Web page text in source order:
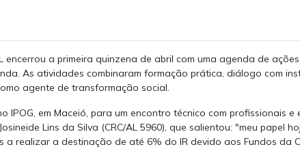
encerrou a primeira quinzena de abril com uma agenda de
As atividades combinaram formação prática, diálogo com
agente de transformação social.
IPOG, em Maceió, para um encontro técnico com profissionais e
Lins da Silva (CRC/AL 5960), que salientou: "meu papel
a realizar a destinação de até 6% do IR devido aos Fundos da